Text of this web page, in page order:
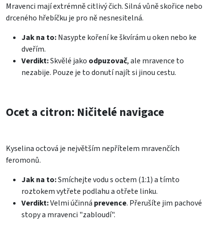
Mravenci mají extrémně citlivý čich. Silná vůně skořice nebo
drceného hřebíčku je pro ně nesnesitelná.
Jak na to:Nasypte koření ke škvírám u oken nebo ke
dveřím.
Verdikt:Skvělé jako odpuzovač, ale mravence to
nezabije. Pouze je to donutí najít si jinou cestu.
Ocet a citron: Ničitelé navigace
Kyselina octová je největším nepřítelem mravenčích
feromonů.
Jak na to:Smíchejte vodu s octem (1:1) a tímto
roztokem vytřete podlahu a otřete linku.
Verdikt:Velmi účinná prevence. Přerušíte jim pachové
stopy a mravenci "zabloudí".